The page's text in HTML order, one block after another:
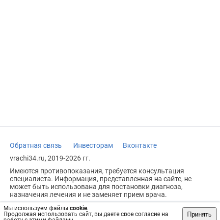
Мы используем файлы cookie.
Продолжая использовать сайт, вы даете свое согласие на
Принять
Обратная связь Инвесторам
Вконтакте
vrachi34.ru, 2019-2026 гг.
Имеются противопоказания, требуется консультация
специалиста. Информация, представленная на сайте, не
может быть использована для постановки диагноза,
назначения лечения и не заменяет прием врача.
Возрастное ограничение: 18+